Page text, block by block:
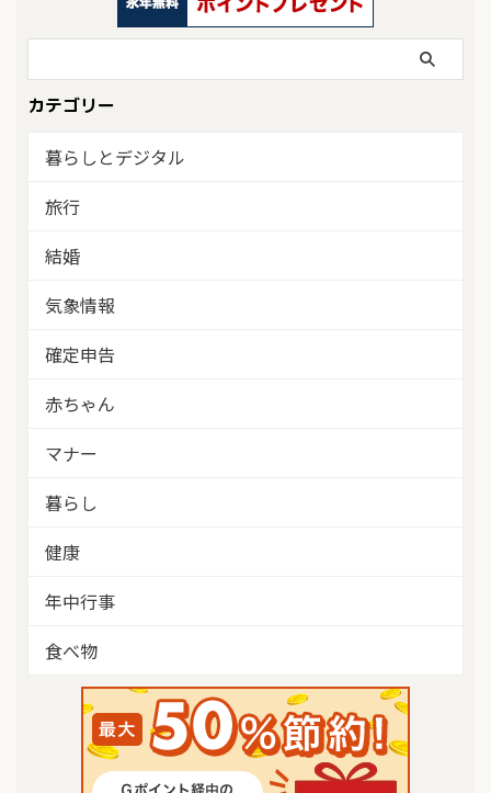
カテゴリー
暮らしとデジタル
旅行
結婚
気象情報
確定申告
赤ちゃん
マナー
暮らし
健康
年中行事
食べ物